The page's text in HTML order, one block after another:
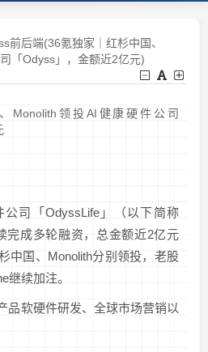
前后端(36氪独家｜红杉中国、
「Odyss」，金额近2亿元)
Monolith领投AI健康硬件公司
司「OdyssLife」（以下简称
完成多轮融资，总金额近2亿元
中国、Monolith分别领投，老股
继续加注。
品软硬件研发、全球市场营销以